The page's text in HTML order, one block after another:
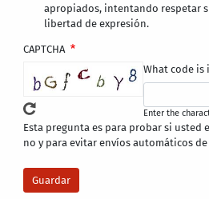
apropiados, intentando respetar
libertad de expresión.
CAPTCHA
What code is
Enter the
Esta pregunta es para probar si usted
no y para evitar envíos automáticos de